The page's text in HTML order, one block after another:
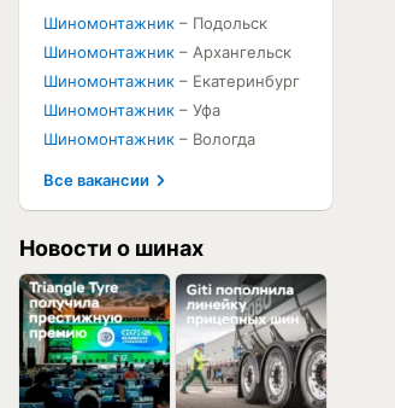
Шиномонтажник – Подольск
Шиномонтажник – Архангельск
Шиномонтажник – Екатеринбург
Шиномонтажник – Уфа
Шиномонтажник – Вологда
Все вакансии
Новости о шинах